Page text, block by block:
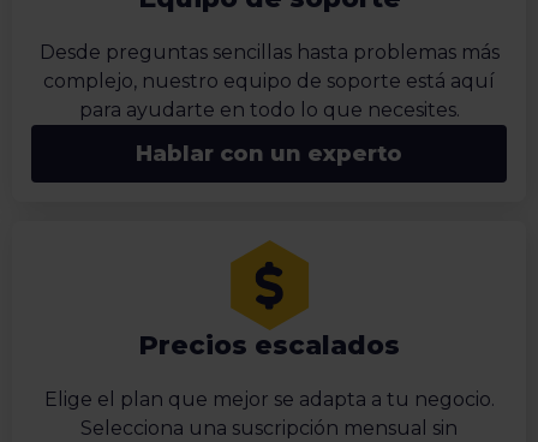
Desde preguntas sencillas hasta problemas más
complejo, nuestro equipo de soporte está aquí
para ayudarte en todo lo que necesites.
Hablar con un experto
Precios escalados
Elige el plan que mejor se adapta a tu negocio.
Selecciona una suscripción mensual sin